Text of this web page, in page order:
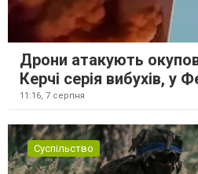
Дрони атакують
Керчі серія вибухів, у
11:16, 7 серпня
Суспільство